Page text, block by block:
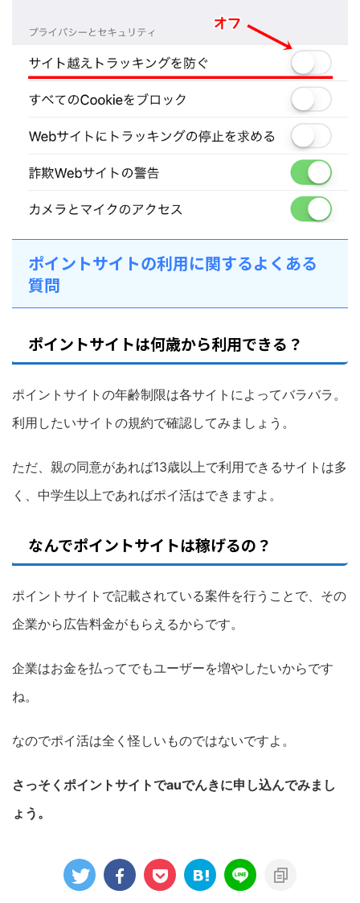
ポイントサイトの利用に関するよくある
質問
ポイントサイトは何歳から利用できる？
ポイントサイトの年齢制限は各サイトによってバラバラ。
利用したいサイトの規約で確認してみましょう。
ただ、親の同意があれば13歳以上で利用できるサイトは多
く、中学生以上であればポイ活はできますよ。
なんでポイントサイトは稼げるの？
ポイントサイトで記載されている案件を行うことで、その
企業から広告料金がもらえるからです。
企業はお金を払ってでもユーザーを増やしたいからです
ね。
なのでポイ活は全く怪しいものではないですよ。
さっそくポイントサイトでauでんきに申し込んでみまし
ょう。